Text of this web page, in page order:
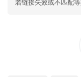
若链接失效或不匹配